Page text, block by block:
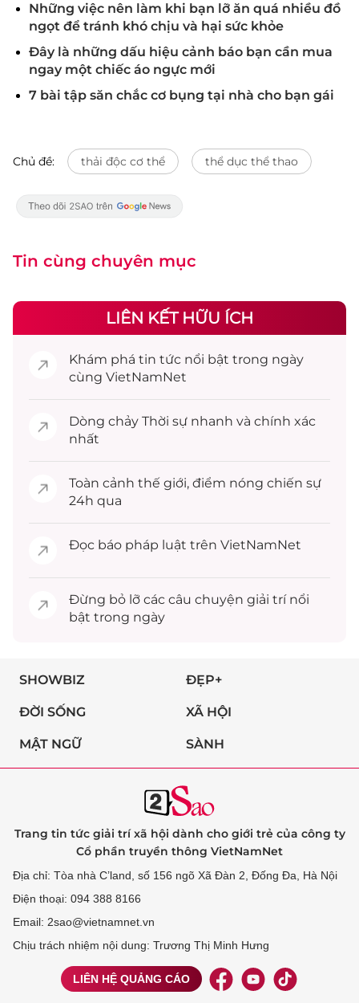
Những việc nên làm khi bạn lỡ ăn quá nhiều đồ
ngọt để tránh khó chịu và hại sức khỏe
Đây là những dấu hiệu cảnh báo bạn cần mua
ngay một chiếc áo ngực mới
7 bài tập săn chắc cơ bụng tại nhà cho bạn gái
Chủ đề: thải độc cơ thể thể dục thể thao
Tin cùng chuyên mục
LIÊN KẾT HỮU ÍCH
Khám phá tin tức nổi bật trong ngày
cùng VietNamNet
Dòng chảy Thời sự nhanh và chính xác
nhất
Toàn cảnh thế giới, điểm nóng chiến sự
24h qua
Đọc báo pháp luật trên VietNamNet
Đừng bỏ lỡ các câu chuyện giải trínổi
bật trong ngày
SHOWBIZ ĐẸP+
ĐỜI SỐNG XÃ HỘI
MẬT NGỮ SÀNH
Trang tin tức giải trí xã hội dành cho giới trẻ của công ty
Cổ phần truyền thông VietNamNet
Địa chỉ: Tòa nhà C’land, số 156 ngõ Xã Đàn 2, Đống Đa, Hà Nội
Điện thoại: 094 388 8166
Email: 2sao@vietnamnet.vn
Chịu trách nhiệm nội dung: Trương Thị Minh Hưng
LIÊN HỆ QUẢNG CÁO